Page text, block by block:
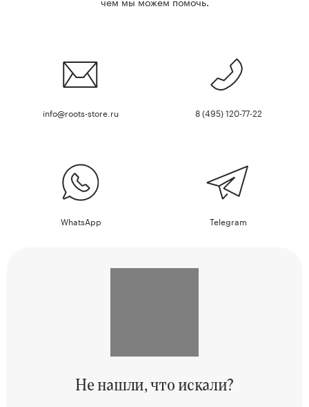
info@roots-store.ru 8 (495) 120-77-22
WhatsApp Telegram
Не нашли,что искали?